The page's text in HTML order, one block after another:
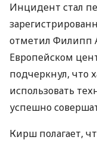
Инцидент стал
отметил Филипп
Европейском
подчеркнул, что
использовать
успешно
Кирш полагает,